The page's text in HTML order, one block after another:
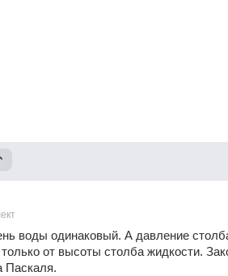
воды одинаковый. А давление
от высоты столба жидкости.
Паскаля.